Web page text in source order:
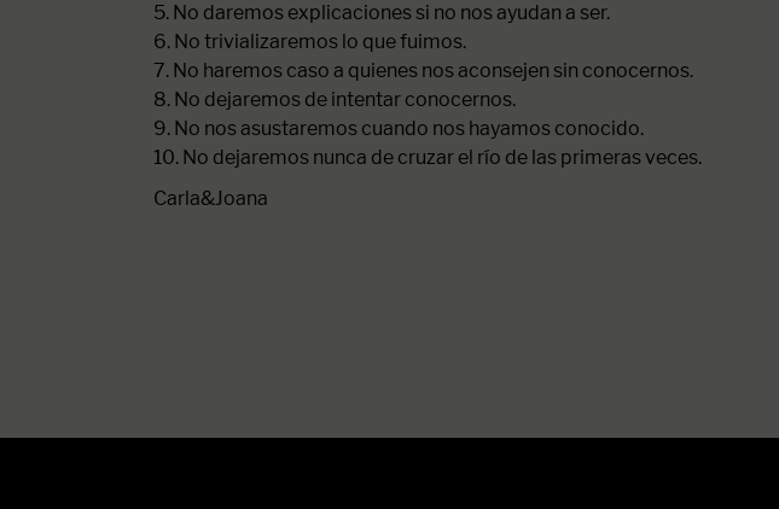
5. No daremos explicaciones si no nos ayudan a ser.
6. No trivializaremos lo que fuimos.
7. No haremos caso a quienes nos aconsejen sin conocernos.
8. No dejaremos de intentar conocernos.
9. No nos asustaremos cuando nos hayamos conocido.
10. No dejaremos nunca de cruzar el río de las primeras veces.
Carla&Joana